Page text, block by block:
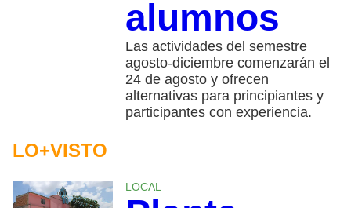
alumnos
Las actividades del semestre
agosto-diciembre comenzarán el
24 de agosto y ofrecen
alternativas para principiantes y
participantes con experiencia.
LO+VISTO
LOCAL